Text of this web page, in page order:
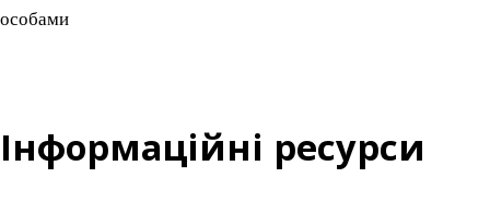
особами
Інформаційні ресурси